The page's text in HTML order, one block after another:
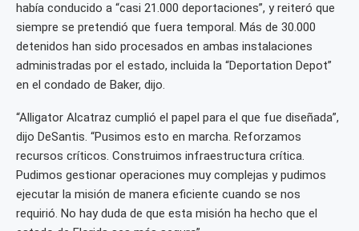
había conducido a “casi 21.000 deportaciones”, y reiteró que
siempre se pretendió que fuera temporal. Más de 30.000
detenidos han sido procesados en ambas instalaciones
administradas por el estado, incluida la “Deportation Depot”
en el condado de Baker, dijo.
“Alligator Alcatraz cumplió el papel para el que fue diseñada”,
dijo DeSantis. “Pusimos esto en marcha. Reforzamos
recursos críticos. Construimos infraestructura crítica.
Pudimos gestionar operaciones muy complejas y pudimos
ejecutar la misión de manera eficiente cuando se nos
requirió. No hay duda de que esta misión ha hecho que el